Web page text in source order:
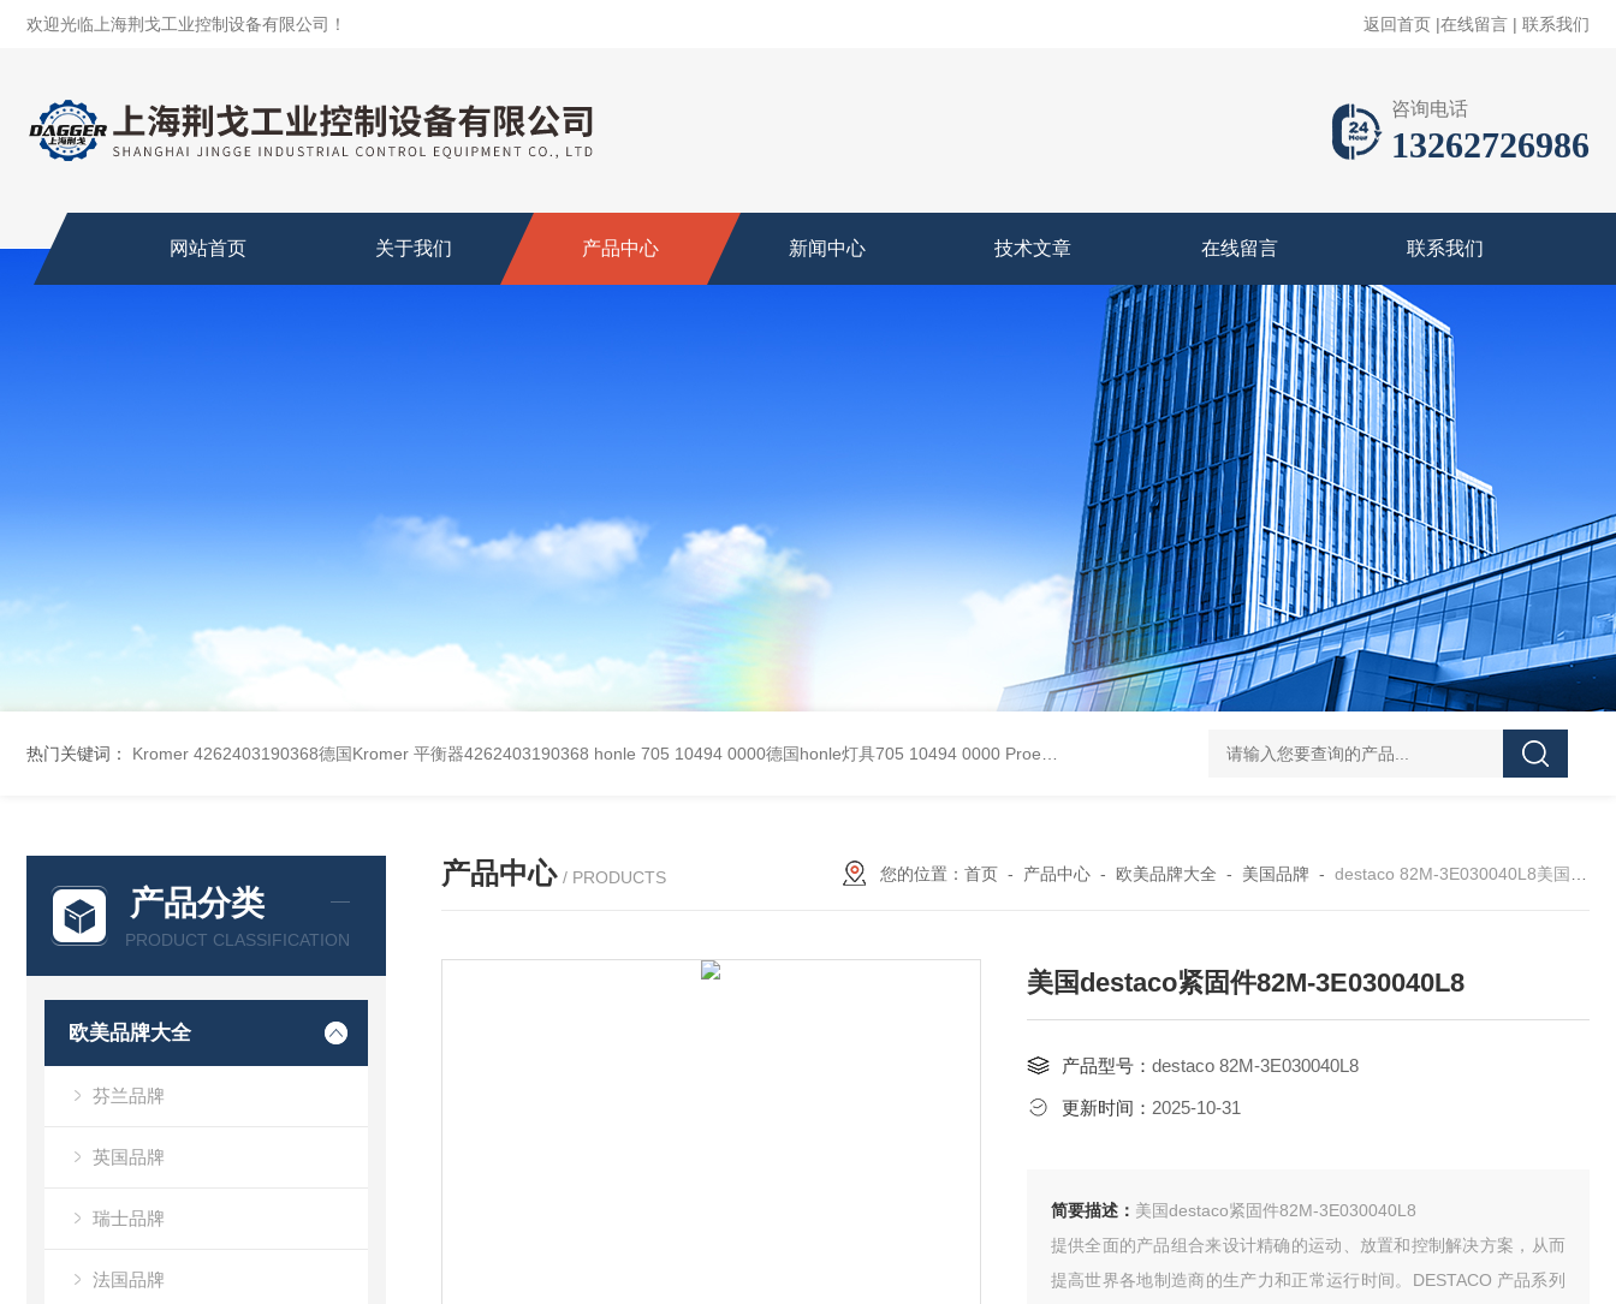
欢迎光临上海荆戈工业控制设备有限公司！ 返回首页 |在线留言 | 联系我们
咨询电话
13262726986
网站首页 关于我们 产品中心 新闻中心 技术文章 在线留言 联系我们
热门关键词： Kromer 4262403190368德国Kromer 平衡器4262403190368 honle 705 10494 0000德国honle灯具705 10494 0000 Proemion wireless 4001德国Proemion模块CANlink wireless 4001 asutec ASU-
产品分类
PRODUCT CLASSIFICATION
欧美品牌大全
芬兰品牌
英国品牌
瑞士品牌
法国品牌
产品中心 / PRODUCTS 您的位置： 首页- 产品中心- 欧美品牌大全 - 美国品牌 - destaco 82M-3E030040L8美国destaco紧固件82M-3E030040L8
美国destaco紧固件82M-3E030040L8
产品型号： destaco 82M-3E030040L8
更新时间： 2025-10-31
简要描述： 美国destaco紧固件82M-3E030040L8
提供全面的产品组合来设计精确的运动、放置和控制解决方案，从而
提高世界各地制造商的生产力和正常运行时间。DESTACO 产品系列